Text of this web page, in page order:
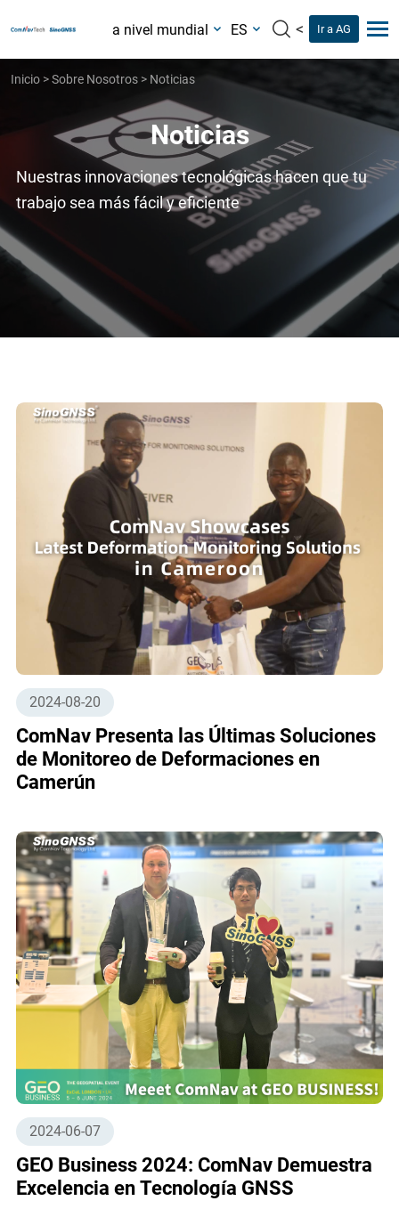
a nivel mundial ES < Ir a AG
Inicio >Sobre Nosotros > Noticias
Noticias
Nuestras innovaciones tecnológicas hacen que tu
trabajo sea más fácil y eficiente
2024-08-20
ComNav Presenta las Últimas Soluciones
de Monitoreo de Deformaciones en
Camerún
2024-06-07
GEO Business 2024: ComNav Demuestra
Excelencia en Tecnología GNSS